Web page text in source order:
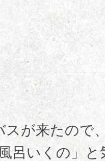
スが来たので
呂いくの」